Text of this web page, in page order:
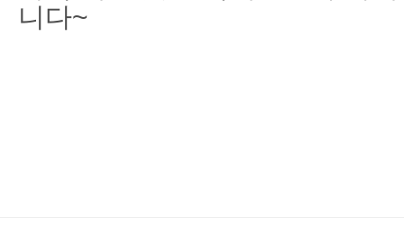
니다~